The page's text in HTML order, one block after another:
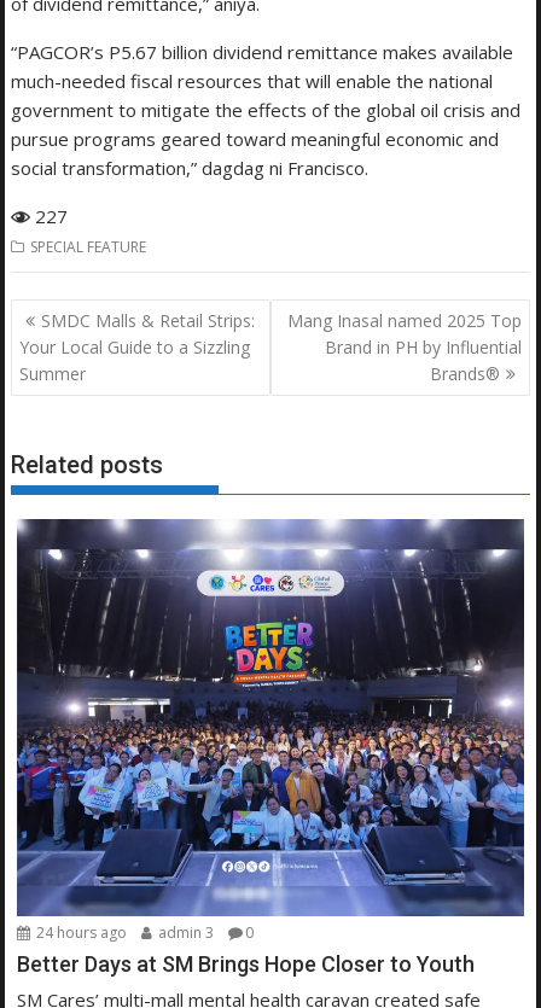
“PAGCOR’s P5.67 billion dividend remittance makes available
much-needed fiscal resources that will enable the national
government to mitigate the effects of the global oil crisis and
pursue programs geared toward meaningful economic and
social transformation,” dagdag ni Francisco.
227
SPECIAL FEATURE
Post
navigation
SMDC Malls & Retail Strips:
Your Local Guide to a Sizzling
Summer
Mang Inasal named 2025 Top
Brand in PH by Influential
Brands®
Related posts
24 hours ago admin 3 0
Better Days at SM Brings Hope Closer to Youth
SM Cares’ multi-mall mental health caravan created safe